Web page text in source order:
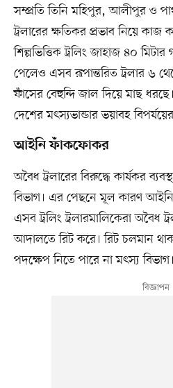
সম্প্রতি তিনি মহিপুর, আলীপুর ও
ট্রলারের ক্ষতিকর প্রভাব নিয়ে কাজ
শিল্পভিত্তিক ট্রলিং জাহাজ ৪০
পেলেও এসব রূপান্তরিত ট্রলার ৬
ফাঁসের বেহুন্দি জাল দিয়ে মাছ
দেশের মৎস্যভান্ডার ভয়াবহ
আইনি ফাঁকফোকর
অবৈধ ট্রলারের বিরুদ্ধে কার্যকর
বিভাগ। এর পেছনে মূল কারণ
এসব ট্রলিং ট্রলারমালিকেরা অবৈধ
আদালতে রিট করে। রিট চলমান
পদক্ষেপ নিতে পারে না মৎস্য বিভাগ।